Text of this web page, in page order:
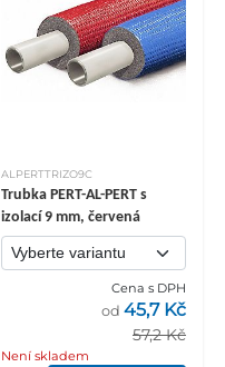
ALPERTTRIZO9C
Trubka PERT-AL-PERT s
izolací 9 mm, červená
Cena s DPH
57,2 Kč
od 45,7 Kč
Není skladem